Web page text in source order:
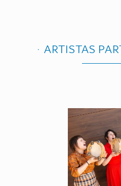
ARTISTAS